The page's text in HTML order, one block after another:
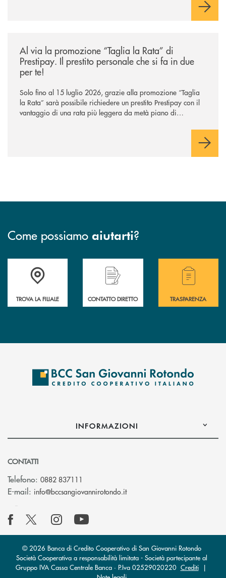
Al via la promozione “Taglia la Rata” di
Prestipay. Il prestito personale che si fa in due
per te!
Solo fino al 15 luglio 2026, grazie alla promozione “Taglia
la Rata” sarà possibile richiedere un prestito Prestipay con il
vantaggio di una rata più leggera da metà piano di
Come possiamo aiutarti?
Accedi all' elenco completo delle filiali della BCC San Giovanni
TROVA LA FILIALE
Hai bisogno di assistenza immediata?
CONTATTO DIRETTO
Hai bisogno di
TRASPARENZA
INFORMAZIONI
CONTATTI
Telefono: 0882 837111
E-mail: info@bccsangiovannirotondo.it(si apre l’app di posta
© 2026 Banca di Credito Cooperativo di San Giovanni Rotondo
Società Cooperativa a responsabilità limitata - Società partecipante al
Gruppo IVA Cassa Centrale Banca · P.Iva 02529020220 Crediti|